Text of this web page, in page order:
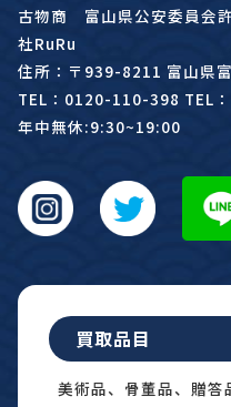
古物商 富山県公安委員会
社RuRu
住所：〒939-8211 富山県
TEL：0120-110-398 TEL
年中無休:9:30~19:00
買取品目
美術品、骨董品、贈答